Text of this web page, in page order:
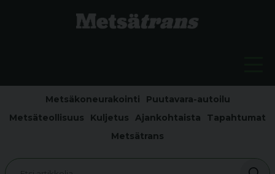
Metsäkoneurakointi
Puutavara-autoilu
Metsäteollisuus
Kuljetus Ajankohtaista
Tapahtumat
Metsätrans